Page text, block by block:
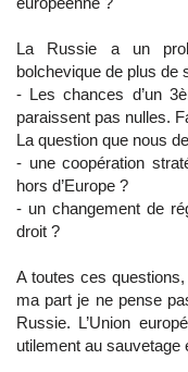
La Russie a un
bolchevique de plus de
- Les chances d’un
paraissent pas nulles.
La question que nous
- une coopération
hors d’Europe ?
- un changement de
droit ?
A toutes ces
ma part je ne pense
Russie. L’Union
utilement au sauvetage